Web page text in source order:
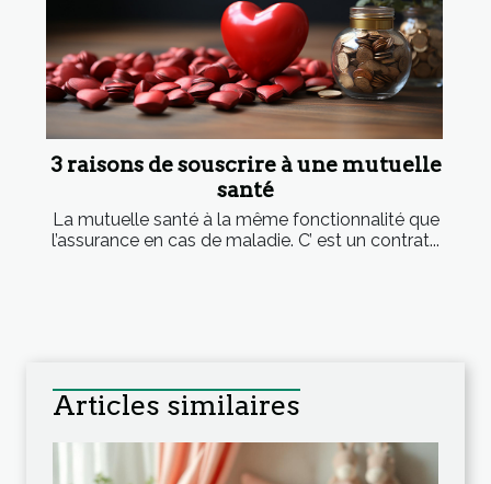
3 raisons de souscrire à une mutuelle
santé
La mutuelle santé à la même fonctionnalité que
l’assurance en cas de maladie. C’ est un contrat...
Articles similaires